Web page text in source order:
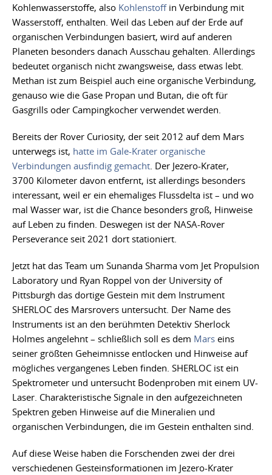
Kohlenwasserstoffe, also Kohlenstoff in Verbindung mit
Wasserstoff, enthalten. Weil das Leben auf der Erde auf
organischen Verbindungen basiert, wird auf anderen
Planeten besonders danach Ausschau gehalten. Allerdings
bedeutet organisch nicht zwangsweise, dass etwas lebt.
Methan ist zum Beispiel auch eine organische Verbindung,
genauso wie die Gase Propan und Butan, die oft für
Gasgrills oder Campingkocher verwendet werden.
Bereits der Rover Curiosity, der seit 2012 auf dem Mars
unterwegs ist, hatte im Gale-Krater organische
Verbindungen ausfindig gemacht . Der Jezero-Krater,
3700 Kilometer davon entfernt, ist allerdings besonders
interessant, weil er ein ehemaliges Flussdelta ist – und wo
mal Wasser war, ist die Chance besonders groß, Hinweise
auf Leben zu finden. Deswegen ist der NASA-Rover
Perseverance seit 2021 dort stationiert.
Jetzt hat das Team um Sunanda Sharma vom Jet Propulsion
Laboratory und Ryan Roppel von der University of
Pittsburgh das dortige Gestein mit dem Instrument
SHERLOC des Marsrovers untersucht. Der Name des
Instruments ist an den berühmten Detektiv Sherlock
Holmes angelehnt – schließlich soll es dem Mars eins
seiner größten Geheimnisse entlocken und Hinweise auf
mögliches vergangenes Leben finden. SHERLOC ist ein
Spektrometer und untersucht Bodenproben mit einem UV-
Laser. Charakteristische Signale in den aufgezeichneten
Spektren geben Hinweise auf die Mineralien und
organischen Verbindungen, die im Gestein enthalten sind.
Auf diese Weise haben die Forschenden zwei der drei
verschiedenen Gesteinsformationen im Jezero-Krater